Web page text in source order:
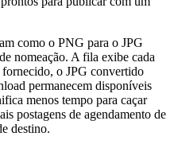
como o PNG para o JPG
nomeação. A fila exibe cada
o JPG convertido
permanecem disponíveis
menos tempo para caçar
postagens de agendamento de
destino.